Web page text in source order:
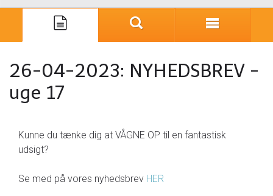
26-04-2023: NYHEDSBREV -
uge 17
Kunne du tænke dig at VÅGNE OP til en fantastisk
udsigt?
Se med på vores nyhedsbrev HER